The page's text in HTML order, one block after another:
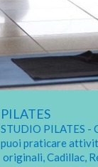
PILATES
STUDIO PILATES
puoi praticare
originali, Cadillac,